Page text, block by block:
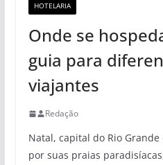
HOTELARIA
Onde se
guia para
viajantes
Redação
Natal, capital do Rio
por suas praias